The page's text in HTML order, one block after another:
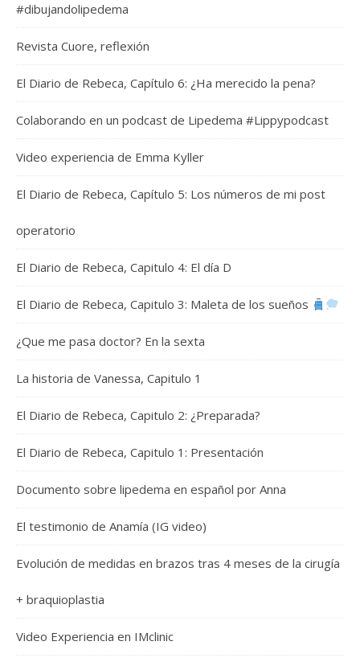
#dibujandolipedema
Revista Cuore, reflexión
El Diario de Rebeca, Capítulo 6: ¿Ha merecido la pena?
Colaborando en un podcast de Lipedema #Lippypodcast
Video experiencia de Emma Kyller
El Diario de Rebeca, Capítulo 5: Los números de mi post
operatorio
El Diario de Rebeca, Capitulo 4: El día D
El Diario de Rebeca, Capitulo 3: Maleta de los sueños
¿Que me pasa doctor? En la sexta
La historia de Vanessa, Capitulo 1
El Diario de Rebeca, Capitulo 2: ¿Preparada?
El Diario de Rebeca, Capitulo 1: Presentación
Documento sobre lipedema en español por Anna
El testimonio de Anamía (IG video)
Evolución de medidas en brazos tras 4 meses de la cirugía
+ braquioplastia
Video Experiencia en IMclinic